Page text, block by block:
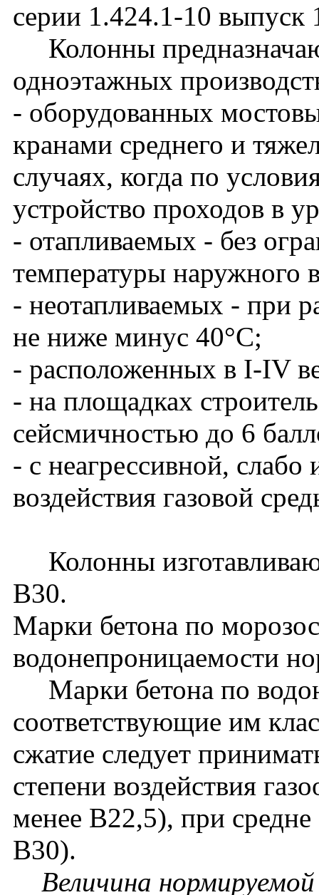
серии 1.424.1-10 выпуск
Колонны
одноэтажных
- оборудованных
кранами среднего и
случаях, когда по
устройство проходов в
- отапливаемых - без
температуры наружного
- неотапливаемых - при
не ниже минус 40°С;
- расположенных в I-IV
- на площадках
сейсмичностью до 6
- с неагрессивной, слабо
воздействия газовой
Колонны
В30.
Марки бетона по
водонепроницаемости
Марки бетона по
соответствующие им
сжатие следует
степени воздействия
менее В22,5), при
В30).
Величина